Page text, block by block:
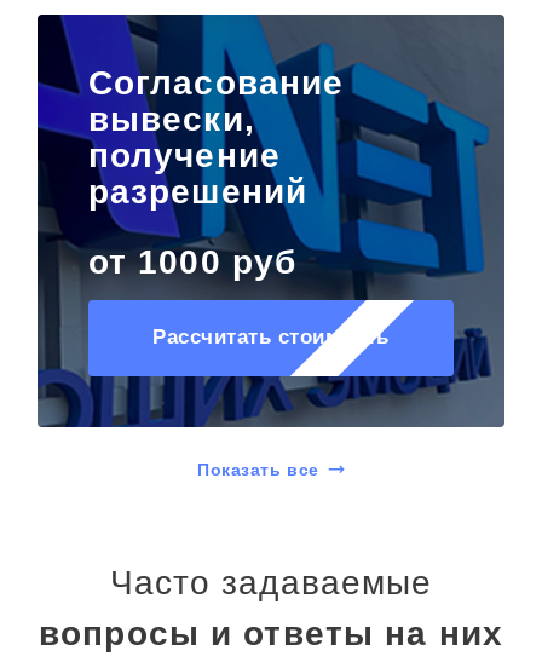
Согласование
вывески,
получение
разрешений
от 1000 руб
Рассчитать стоимость
Показать все
Часто задаваемые
вопросы и ответы на них